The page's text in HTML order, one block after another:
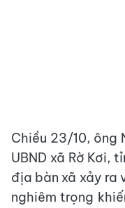
Chiều 23/10, ông
UBND xã Rờ Kơi,
địa bàn xã xảy ra
nghiêm trọng